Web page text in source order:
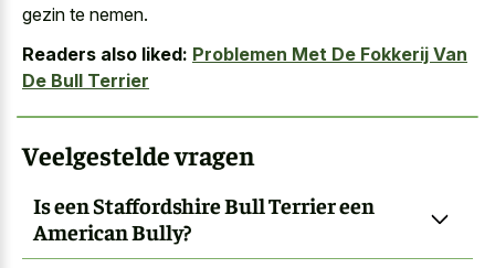
gezin te nemen.
Readers also liked: Problemen Met De Fokkerij Van
De Bull Terrier
Veelgestelde vragen
Is een Staffordshire Bull Terrier een
American Bully?